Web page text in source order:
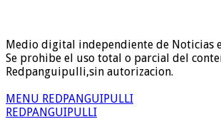
Medio digital independiente de Noticias
Se prohibe el uso total o parcial del
Redpanguipulli,sin autorizacion.
MENU REDPANGUIPULLI
REDPANGUIPULLI